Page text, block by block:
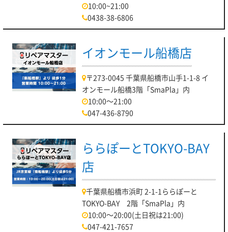
10:00~21:00
0438-38-6806
イオンモール船橋店
〒273-0045 千葉県船橋市山手1-1-8 イ
オンモール船橋3階「SmaPla」内
10:00～21:00
047-436-8790
ららぽーとTOKYO-BAY
店
千葉県船橋市浜町 2-1-1ららぽーと
TOKYO-BAY 2階「SmaPla」内
10:00～20:00(土日祝は21:00)
047-421-7657